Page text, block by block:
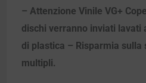
– Attenzione Vinile VG+
dischi verranno inviati lavati
di plastica – Risparmia sulla
multipli.